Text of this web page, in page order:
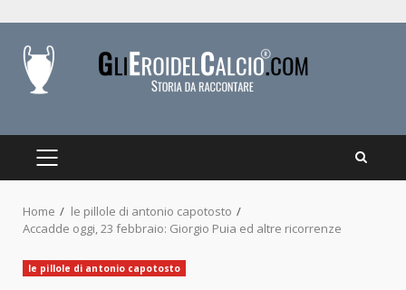
content
PRIMARY
Home
le pillole di antonio capotosto
Accadde oggi, 23 febbraio: Giorgio Puia ed altre ricorrenze
le pillole di antonio capotosto